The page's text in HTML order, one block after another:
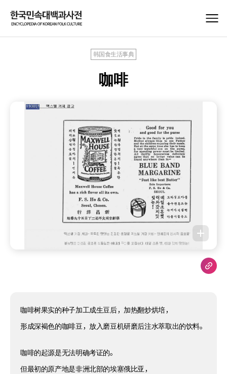
韩国食生活事典
咖啡
咖啡树果实的种子加工成生豆后，加热翻炒烘培，
形成深褐色的咖啡豆，放入磨豆机研磨后注水萃取出的饮料。
咖啡的起源是无法明确考证的。
但最初的原产地是非洲北部的埃塞俄比亚，